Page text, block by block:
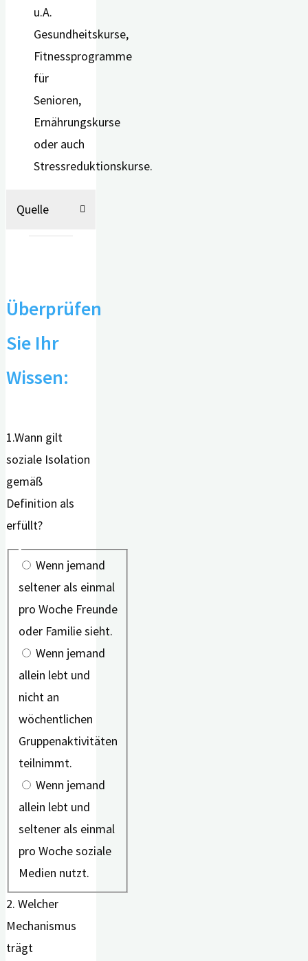
u.A.
Gesundheitskurse,
Fitnessprogramme
für
Senioren,
Ernährungskurse
oder auch
Stressreduktionskurse.
Quelle
Überprüfen
Sie Ihr
Wissen:
1.Wann gilt
soziale Isolation
gemäß
Definition als
erfüllt?
Wenn jemand
seltener als einmal
pro Woche Freunde
oder Familie sieht.
Wenn jemand
allein lebt und
nicht an
wöchentlichen
Gruppenaktivitäten
teilnimmt.
Wenn jemand
allein lebt und
seltener als einmal
pro Woche soziale
Medien nutzt.
2. Welcher
Mechanismus
trägt